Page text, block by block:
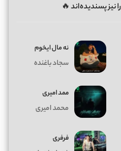
نیز پسندیده‌اند 🔥
ﻧﻪ ﻣﺎل اﻳﺨﻮم
سجاد باغنده
ممد امیری
محمد امیری
فرفری